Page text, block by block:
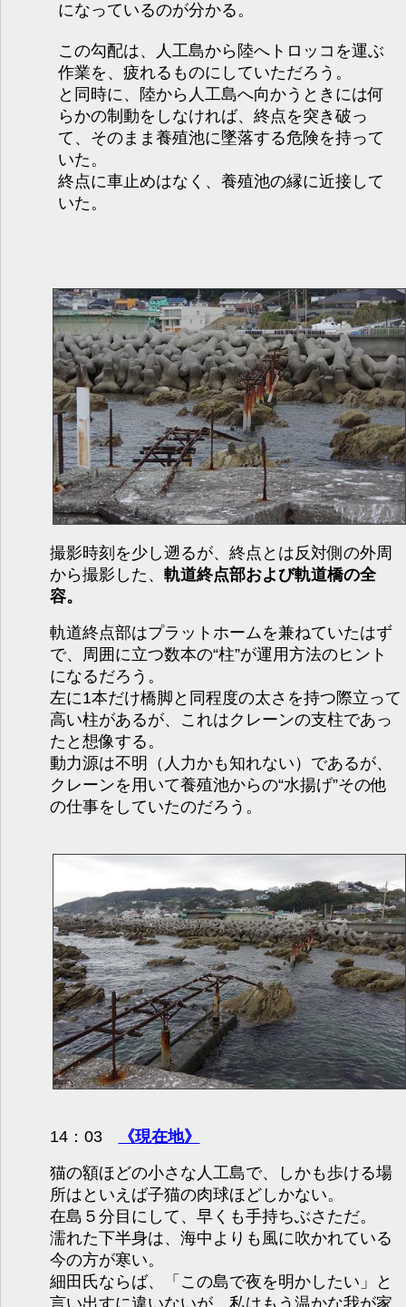
になっているのが分かる。
この勾配は、人工島から陸へトロッコを運ぶ
作業を、疲れるものにしていただろう。
と同時に、陸から人工島へ向かうときには何
らかの制動をしなければ、終点を突き破っ
て、そのまま養殖池に墜落する危険を持って
いた。
終点に車止めはなく、養殖池の縁に近接して
いた。
撮影時刻を少し遡るが、終点とは反対側の外周
から撮影した、 軌道終点部および軌道橋の全
容。
軌道終点部はプラットホームを兼ねていたはず
で、周囲に立つ数本の“柱”が運用方法のヒント
になるだろう。
左に1本だけ橋脚と同程度の太さを持つ際立って
高い柱があるが、これはクレーンの支柱であっ
たと想像する。
動力源は不明（人力かも知れない）であるが、
クレーンを用いて養殖池からの“水揚げ”その他
の仕事をしていたのだろう。
14：03
《現在地》
猫の額ほどの小さな人工島で、しかも歩ける場
所はといえば子猫の肉球ほどしかない。
在島５分目 にして、早くも手持ちぶさただ。
濡れた下半身は、海中よりも風に吹かれている
今の方が寒い。
細田氏ならば、「この島で夜を明かしたい」と